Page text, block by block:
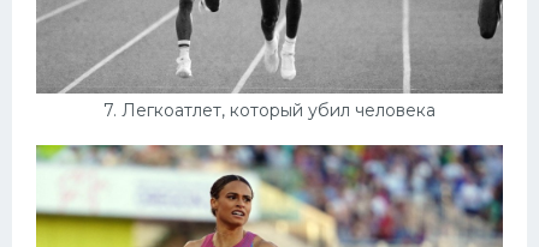
7. Легкоатлет, который убил человека